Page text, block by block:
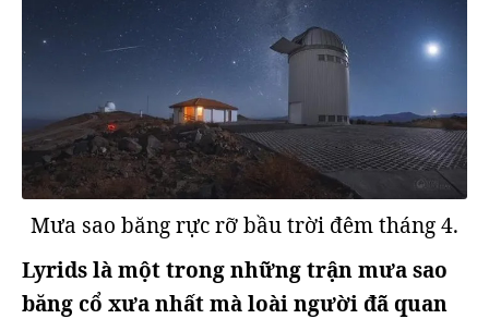
Mưa sao băng rực rỡ bầu trời đêm tháng 4.
Lyrids là một trong những trận mưa sao
băng cổ xưa nhất mà loài người đã quan